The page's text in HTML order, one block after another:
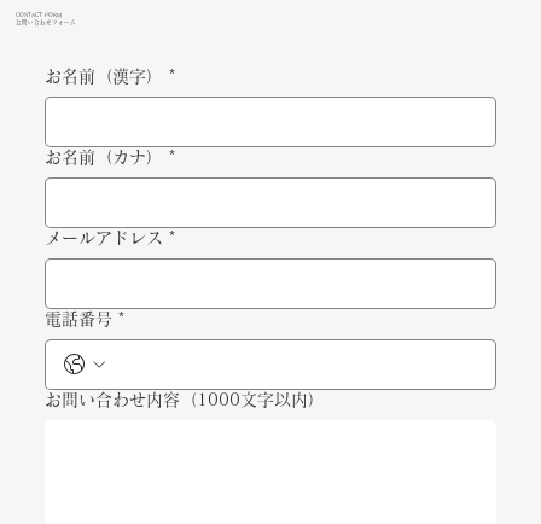
CONTACT FORM
お問い合わせフォーム
お名前（漢字） *
お名前（カナ） *
メールアドレス *
電話番号 *
お問い合わせ内容（1000文字以内）